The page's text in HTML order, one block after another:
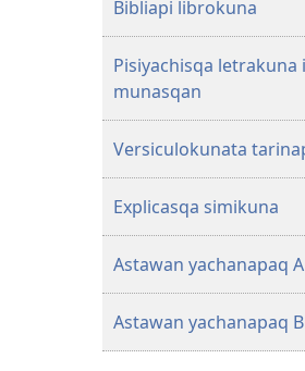
Bibliapi librokuna
Pisiyachisqa
munasqan
Versiculokunata
Explicasqa simikuna
Astawan yachanapaq A
Astawan yachanapaq B